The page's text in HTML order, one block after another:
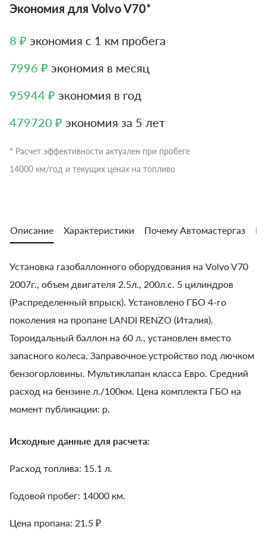
Экономия для Volvo V70*
8 ₽ экономия с 1 км пробега
7996 ₽ экономия в месяц
95944 ₽ экономия в год
479720 ₽ экономия за 5 лет
* Расчет эффективности актуален при пробеге
14000 км/год и текущих ценах на топливо
Описание Характеристики Почему Автомастергаз
Установка газобаллонного оборудования на Volvo V70
2007г., объем двигателя 2.5л., 200л.с. 5 цилиндров
(Распределенный впрыск). Установлено ГБО 4-го
поколения на пропане LANDI RENZO (Италия).
Тороидальный баллон на 60 л., установлен вместо
запасного колеса. Заправочное устройство под лючком
бензогорловины. Мультиклапан класса Евро. Средний
расход на бензине л./100км. Цена комплекта ГБО на
момент публикации: р.
Исходные данные для расчета:
Расход топлива: 15.1 л.
Годовой пробег: 14000 км.
Цена пропана: 21.5 ₽